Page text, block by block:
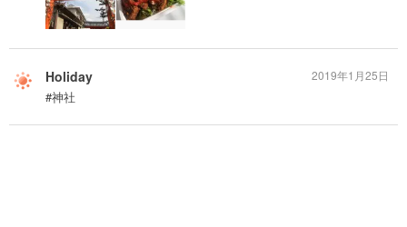
Holiday
#神社
2019年1月25日